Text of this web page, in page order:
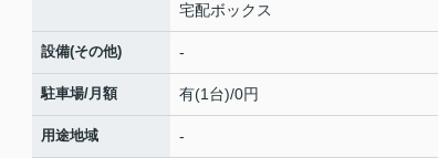
宅配ボックス
設備(その他) -
駐車場/月額 有(1台)/0円
用途地域 -